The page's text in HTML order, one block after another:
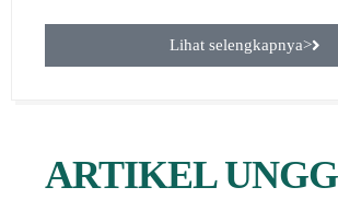
Lihat selengkapnya>
ARTIKEL